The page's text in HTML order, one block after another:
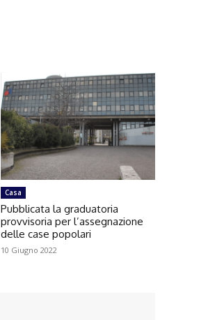
Casa
Pubblicata la graduatoria
provvisoria per l’assegnazione
delle case popolari
10 Giugno 2022